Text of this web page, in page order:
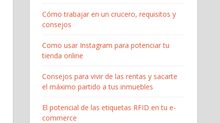
Cómo trabajar en un crucero, requisitos y
consejos
Como usar Instagram para potenciar tu
tienda online
Consejos para vivir de las rentas y sacarte
el máximo partido a tus inmuebles
El potencial de las etiquetas RFID en tu e-
commerce